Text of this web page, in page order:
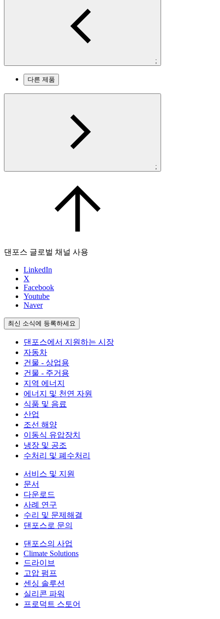
;
다른 제품
;
댄포스 글로벌 채널 사용
LinkedIn
X
Facebook
Youtube
Naver
최신 소식에 등록하세요
댄포스에서 지원하는 시장
자동차
건물 - 상업용
건물 - 주거용
지역 에너지
에너지 및 천연 자원
식품 및 음료
산업
조선 해양
이동식 유압장치
냉장 및 공조
수처리 및 폐수처리
서비스 및 지원
문서
다운로드
사례 연구
수리 및 문제해결
댄포스로 문의
댄포스의 사업
Climate Solutions
드라이브
고압 펌프
센싱 솔루션
실리콘 파워
프로덕트 스토어